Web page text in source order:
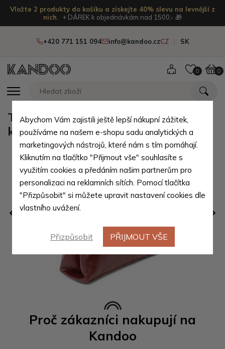
Vložte 2 produkty do košíku a získejte 40% slevu na levnější z
nich.
+ DÁREK k objednávkám nad 1500,- 🎁
+420 771 151 094 info@kandoo.czCZ SK
0 0
Proč zákazníci nakupují na
Kandoo
Tmavě červená dámská kožená
kabelka Penelopie
Abychom Vám zajistili ještě lepší nákupní zážitek,
používáme na našem e-shopu sadu analytických a
marketingových nástrojů, které nám s tím pomáhají.
Kliknutím na tlačítko "Přijmout vše" souhlasíte s
využitím cookies a předáním našim partnerům pro
personalizaci na reklamních sítích. Pomocí tlačítka
"Přizpůsobit" si můžete upravit nastavení cookies dle
vlastního uvážení.
Přizpůsobit PŘIJMOUT VŠE